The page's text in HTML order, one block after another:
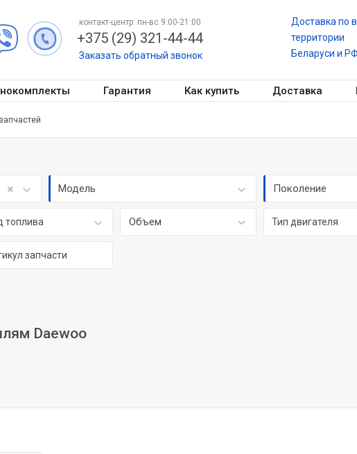
контакт-центр: пн-вс 9:00-21:00
+375 (29) 321-44-44
Заказать обратный звонок
Доставка по
территории
Беларуси и РФ
Гарантия Как купить Доставка
Модель Поколение
топлива Объем Тип двигателя
Daewoo